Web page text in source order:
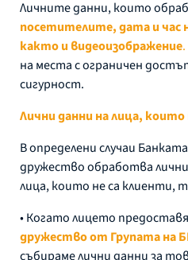
Личните данни, които
посетителите, дата и час
както и видеоизображение.
на места с ограничен
сигурност.
Лични данни на лица, които
В определени случаи
дружество обработва
лица, които не са клиенти,
• Когато лицето предоставя
дружество от Групата на
събираме лични данни за